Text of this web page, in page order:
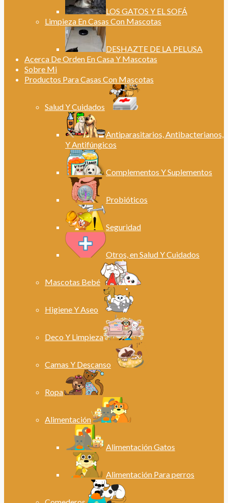
LOS GATOS Y EL SOFÁ
Limpieza En Casas Con Mascotas
DESHAZTE DE LA PELUSA
Acerca De Orden En Casa Y Mascotas
Sobre Mi
Productos Para Casas Con Mascotas
Salud Y Cuidados
Antiparasitarios, Antibacterianos,
Y Antifúngicos
Complementos Y Suplementos
Probióticos
Seguridad
Otros, en Salud Y Cuidados
Mascotas Bebé
Higiene Y Aseo
Deco Y Limpieza
Camas Y Descanso
Ropa
Alimentación
Alimentación Gatos
Alimentación Para perros